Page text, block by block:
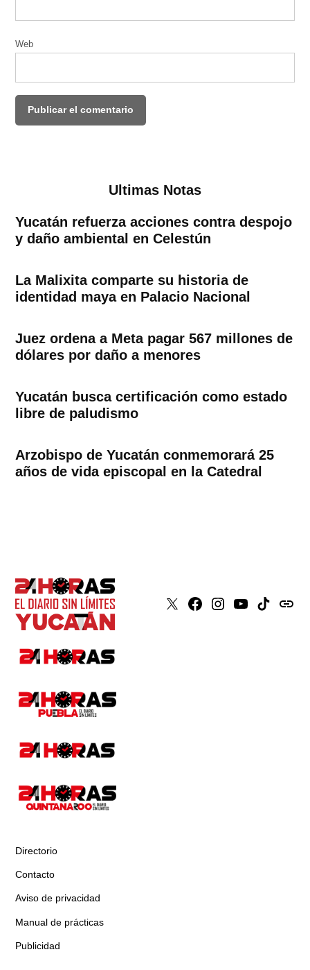
Web
Ultimas Notas
Yucatán refuerza acciones contra despojo
y daño ambiental en Celestún
La Malixita comparte su historia de
identidad maya en Palacio Nacional
Juez ordena a Meta pagar 567 millones de
dólares por daño a menores
Yucatán busca certificación como estado
libre de paludismo
Arzobispo de Yucatán conmemorará 25
años de vida episcopal en la Catedral
X Faceboook
Instagram
YoutubeTiktokissuu
Directorio
Contacto
Aviso de privacidad
Manual de prácticas
Publicidad